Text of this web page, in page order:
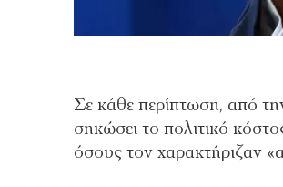
Σε κάθε περίπτωση, από
σηκώσει το πολιτικό
όσους τον χαρακτήριζαν